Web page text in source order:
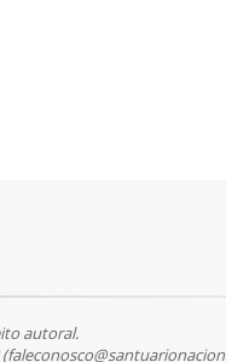
autoral.